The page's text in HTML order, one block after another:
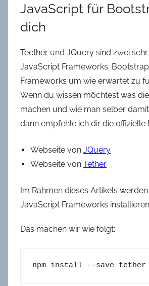
JavaScript für
dich
Teether und JQuery sind zwei
JavaScript Frameworks.
Frameworks um wie erwartet zu
Wenn du wissen möchtest was
machen und wie man selber
dann empfehle ich dir die offizielle
Webseite von JQuery
Webseite von Tether
Im Rahmen dieses Artikels
JavaScript Frameworks
Das machen wir wie folgt:
npm install --save tether